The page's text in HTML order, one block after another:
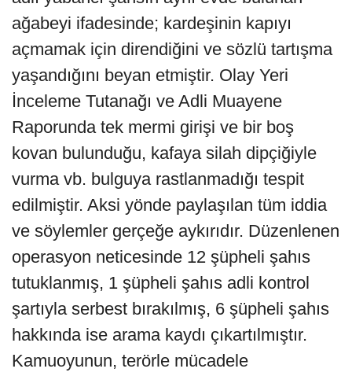
ağabeyi ifadesinde; kardeşinin kapıyı
açmamak için direndiğini ve sözlü tartışma
yaşandığını beyan etmiştir. Olay Yeri
İnceleme Tutanağı ve Adli Muayene
Raporunda tek mermi girişi ve bir boş
kovan bulunduğu, kafaya silah dipçiğiyle
vurma vb. bulguya rastlanmadığı tespit
edilmiştir. Aksi yönde paylaşılan tüm iddia
ve söylemler gerçeğe aykırıdır. Düzenlenen
operasyon neticesinde 12 şüpheli şahıs
tutuklanmış, 1 şüpheli şahıs adli kontrol
şartıyla serbest bırakılmış, 6 şüpheli şahıs
hakkında ise arama kaydı çıkartılmıştır.
Kamuoyunun, terörle mücadele